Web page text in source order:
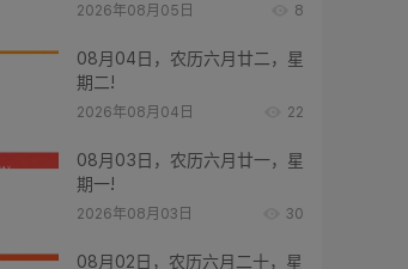
2026年08月05日 8
08月04日，农历六月廿二，星
期二!
2026年08月04日 22
08月03日，农历六月廿一，星
期一!
2026年08月03日 30
08月02日，农历六月二十，星